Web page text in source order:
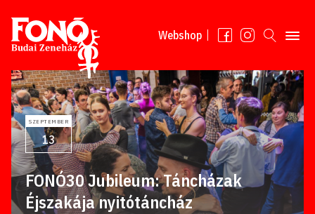
Tovább a tartalomhoz
Webshop
SZEPTEMBER
13
FONÓ30 Jubileum: Táncházak
Éjszakája nyitótáncház